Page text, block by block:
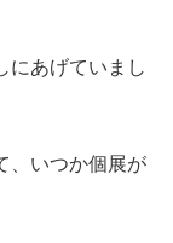
にあげていまし
、いつか個展が